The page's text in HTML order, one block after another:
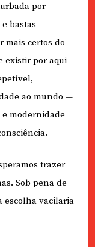
por
bastas
mais certos do
existir por aqui
ao mundo —
modernidade
trazer
Sob pena de
escolha vacilaria